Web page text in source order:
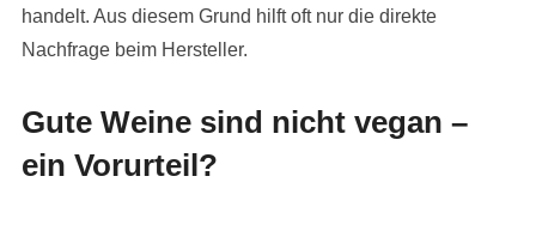
handelt. Aus diesem Grund hilft oft nur die direkte
Nachfrage beim Hersteller.
Gute Weine sind nicht vegan –
ein Vorurteil?